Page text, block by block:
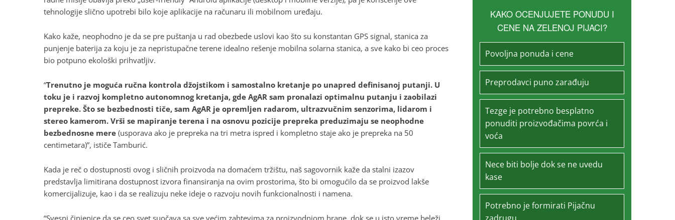
tehnologije slično upotrebi bilo koje aplikacije na računaru ili mobilnom uređaju.
Kako kaže, neophodno je da se pre puštanja u rad obezbede uslovi kao što su konstantan GPS signal, stanica za
punjenje baterija za koju je za nepristupačne terene idealno rešenje mobilna solarna stanica, a sve kako bi ceo proces
bio potpuno ekološki prihvatljiv.
“Trenutno je moguća ručna kontrola džojstikom i samostalno kretanje po unapred definisanoj putanji. U
toku je i razvoj kompletno autonomnog kretanja, gde AgAR sam pronalazi optimalnu putanju i zaobilazi
prepreke. Što se bezbednosti tiče, sam AgAR je opremljen radarom, ultrazvučnim senzorima, lidarom i
stereo kamerom. Vrši se mapiranje terena i na osnovu pozicije prepreka preduzimaju se neophodne
bezbednosne mere (usporava ako je prepreka na tri metra ispred i kompletno staje ako je prepreka na 50
centimetara)”, ističe Tamburić.
Kada je reč o dostupnosti ovog i sličnih proizvoda na domaćem tržištu, naš sagovornik kaže da stalni izazov
predstavlja limitirana dostupnost izvora finansiranja na ovim prostorima, što bi omogućilo da se proizvod lakše
komercijalizuje, kao i da se realizuju neke ideje o razvoju novih funkcionalnosti i namena.
“Svesni činjenice da se ceo svet suočava sa sve većim zahtevima za proizvodnjom hrane, dok se u isto vreme beleži
KAKO OCENJUJETE PONUDU I
CENE NA ZELENOJ PIJACI?
Povoljna ponuda i cene
Preprodavci puno zarađuju
Tezge je potrebno besplatno
ponuditi proizvođačima povrća i
voća
Nece biti bolje dok se ne uvedu
kase
Potrebno je formirati Pijačnu